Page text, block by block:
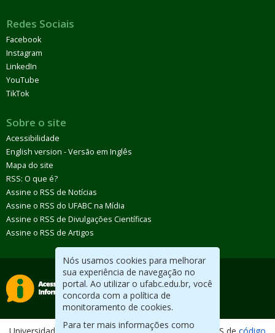
Nós usamos cookies para melhorar
sua experiência de navegação no
portal. Ao utilizar o ufabc.edu.br, você
concorda com a política de
monitoramento de cookies.
Para ter mais informações como
Redes Sociais
Facebook
Instagram
LinkedIn
YouTube
TikTok
Sobre o site
Acessibilidade
English version - Versão em Inglês
Mapa do site
RSS: O que é?
Assine o RSS de Notícias
Assine o RSS do UFABC na Mídia
Assine o RSS de Divulgações Científicas
Assine o RSS de Artigos